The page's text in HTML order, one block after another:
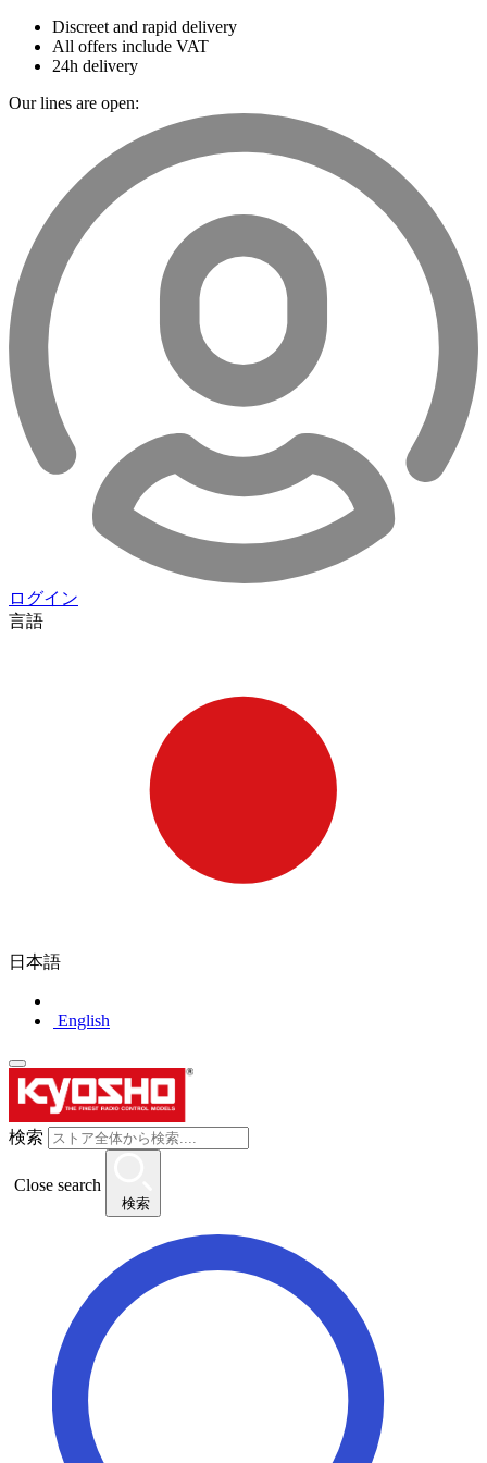
Discreet and rapid delivery
All offers include VAT
24h delivery
Our lines are open:
ログイン
言語
日本語
English
検索
Close search
検索